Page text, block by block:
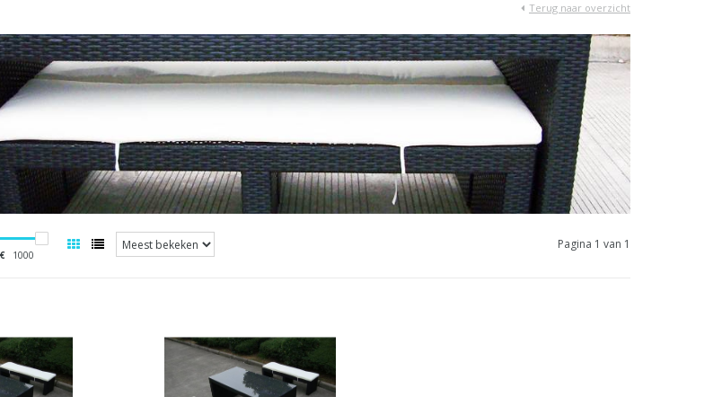
Terug naar overzicht
1000
Pagina 1 van 1